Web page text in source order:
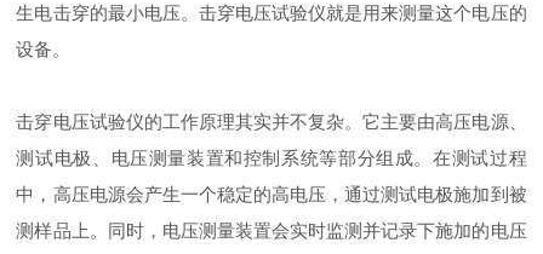
生电击穿的最小电压。击穿电压试验仪就是用来测量这个电压的
设备。
击穿电压试验仪的工作原理其实并不复杂。它主要由高压电源、
测试电极、电压测量装置和控制系统等部分组成。在测试过程
中，高压电源会产生一个稳定的高电压，通过测试电极施加到被
测样品上。同时，电压测量装置会实时监测并记录下施加的电压